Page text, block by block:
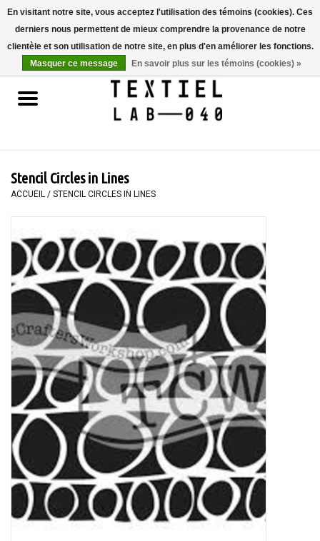
Accueil
LIVRES
PEINTURE
WORKSHOPS
SPECIALS
OUTILS
Blog
Stencil Circles in Lines
ACCUEIL / STENCIL CIRCLES IN LINES
En visitant notre site, vous acceptez l'utilisation des témoins (cookies). Ces
derniers nous permettent de mieux comprendre la provenance de notre
clientèle et son utilisation de notre site, en plus d'en améliorer les fonctions.
Masquer ce message
En savoir plus sur les témoins (cookies) »